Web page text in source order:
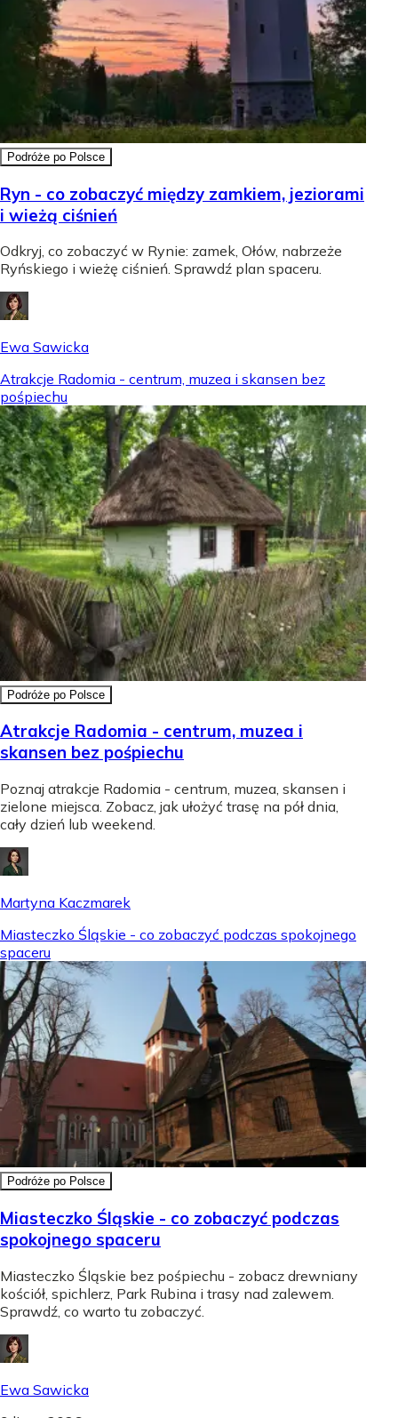
Podróże po Polsce
Ryn - co zobaczyć między zamkiem, jeziorami
i wieżą ciśnień
Odkryj, co zobaczyć w Rynie: zamek, Ołów, nabrzeże
Ryńskiego i wieżę ciśnień. Sprawdź plan spaceru.
Ewa Sawicka
Atrakcje Radomia - centrum, muzea i skansen bez
pośpiechu
Podróże po Polsce
Atrakcje Radomia - centrum, muzea i
skansen bez pośpiechu
Poznaj atrakcje Radomia - centrum, muzea, skansen i
zielone miejsca. Zobacz, jak ułożyć trasę na pół dnia,
cały dzień lub weekend.
Martyna Kaczmarek
Miasteczko Śląskie - co zobaczyć podczas spokojnego
spaceru
Podróże po Polsce
Miasteczko Śląskie - co zobaczyć podczas
spokojnego spaceru
Miasteczko Śląskie bez pośpiechu - zobacz drewniany
kościół, spichlerz, Park Rubina i trasy nad zalewem.
Sprawdź, co warto tu zobaczyć.
Ewa Sawicka